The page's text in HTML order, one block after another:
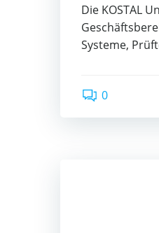
Die KOSTAL
Systeme,
0